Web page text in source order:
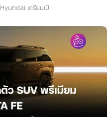
Hyundai เตรียมเปิดตัว The all-new SANTA FE นิยามใหม่แห่ง SUV พร้อมเครื่องยนต์ไฮบริดสมรรถนะสูง วันที่ 15 กรกฎาคม 2568 เวลา 14.00 น. เป็นต้นไป